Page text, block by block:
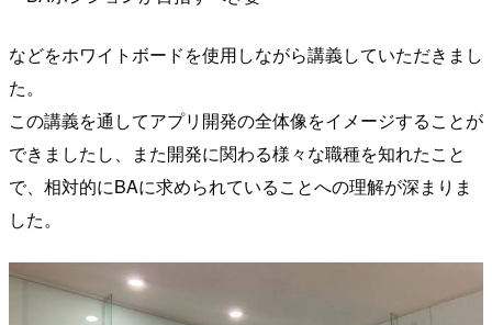
などをホワイトボードを使用しながら講義していただきまし
た。
この講義を通してアプリ開発の全体像をイメージすることが
できましたし、また開発に関わる様々な職種を知れたこと
で、相対的にBAに求められていることへの理解が深まりま
した。